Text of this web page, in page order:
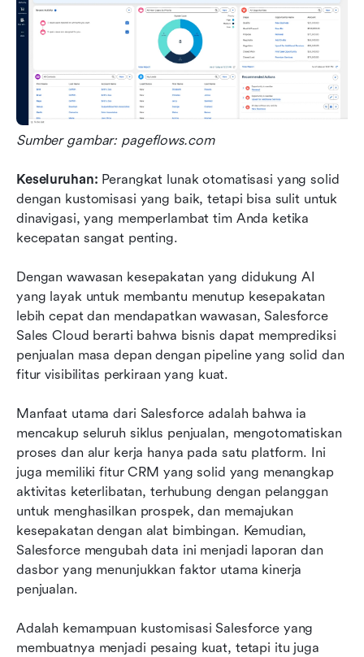
Sumber gambar: pageflows.com
Keseluruhan: Perangkat lunak otomatisasi yang solid
dengan kustomisasi yang baik, tetapi bisa sulit untuk
dinavigasi, yang memperlambat tim Anda ketika
kecepatan sangat penting.
Dengan wawasan kesepakatan yang didukung AI
yang layak untuk membantu menutup kesepakatan
lebih cepat dan mendapatkan wawasan, Salesforce
Sales Cloud berarti bahwa bisnis dapat memprediksi
penjualan masa depan dengan pipeline yang solid dan
fitur visibilitas perkiraan yang kuat.
Manfaat utama dari Salesforce adalah bahwa ia
mencakup seluruh siklus penjualan, mengotomatiskan
proses dan alur kerja hanya pada satu platform. Ini
juga memiliki fitur CRM yang solid yang menangkap
aktivitas keterlibatan, terhubung dengan pelanggan
untuk menghasilkan prospek, dan memajukan
kesepakatan dengan alat bimbingan. Kemudian,
Salesforce mengubah data ini menjadi laporan dan
dasbor yang menunjukkan faktor utama kinerja
penjualan.
Adalah kemampuan kustomisasi Salesforce yang
membuatnya menjadi pesaing kuat, tetapi itu juga